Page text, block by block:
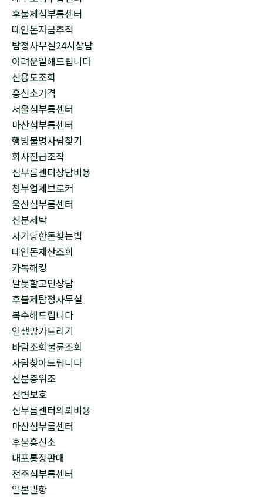
후불제심부름센터
떼인돈자금추적
탐정사무실24시상담
어려운일해드립니다
신용도조회
흥신소가격
서울심부름센터
마산심부름센터
행방불명사람찾기
회사진급조작
심부름센터상담비용
청부업체브로커
울산심부름센터
신분세탁
사기당한돈찾는법
떼인돈재산조회
카톡해킹
말못할고민상담
후불제탐정사무실
복수해드립니다
인생망가트리기
바람조회불륜조회
사람찾아드립니다
신분증위조
신변보호
심부름센터의뢰비용
마산심부름센터
후불흥신소
대포통장판매
전주심부름센터
일본밀항